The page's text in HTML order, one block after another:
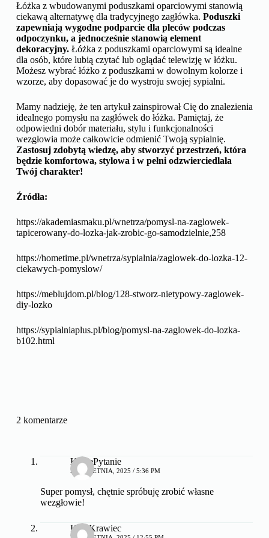
Łóżka z wbudowanymi poduszkami oparciowymi stanowią
ciekawą alternatywę dla tradycyjnego zagłówka. Poduszki
zapewniają wygodne podparcie dla pleców podczas
odpoczynku, a jednocześnie stanowią element
dekoracyjny.Łóżka z poduszkami oparciowymi są idealne
dla osób, które lubią czytać lub oglądać telewizję w łóżku.
Możesz wybrać łóżko z poduszkami w dowolnym kolorze i
wzorze, aby dopasować je do wystroju swojej sypialni.
Mamy nadzieję, że ten artykuł zainspirował Cię do znalezienia
idealnego pomysłu na zagłówek do łóżka. Pamiętaj, że
odpowiedni dobór materiału, stylu i funkcjonalności
wezgłowia może całkowicie odmienić Twoją sypialnię.
Zastosuj zdobytą wiedzę, aby stworzyć przestrzeń, która
będzie komfortowa, stylowa i w pełni odzwierciedlała
Twój charakter!
Źródła:
https://akademiasmaku.pl/wnetrza/pomysl-na-zaglowek-
tapicerowany-do-lozka-jak-zrobic-go-samodzielnie,258
https://hometime.pl/wnetrza/sypialnia/zaglowek-do-lozka-12-
ciekawych-pomyslow/
https://meblujdom.pl/blog/128-stworz-nietypowy-zaglowek-
diy-lozko
https://sypialniaplus.pl/blog/pomysl-na-zaglowek-do-lozka-
b102.html
2 komentarze
KociePytanie
23 KWIETNIA, 2025 / 5:36 PM
Super pomysł, chętnie spróbuję zrobić własne
wezgłowie!
KociKrawiec